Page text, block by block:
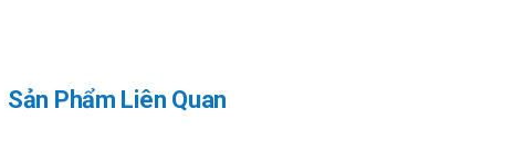
Sản Phẩm Liên Quan